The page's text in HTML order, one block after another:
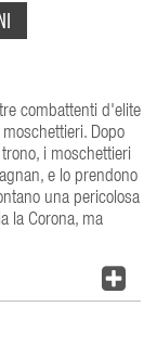
combattenti d'elite
Dopo
i moschettieri
e lo prendono
una pericolosa
la Corona, ma